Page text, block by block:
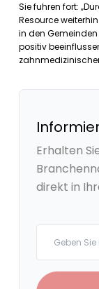
Sie fuhren fort:
Resource
in den
positiv
zahnmedizinischer
Erhalten
direkt in